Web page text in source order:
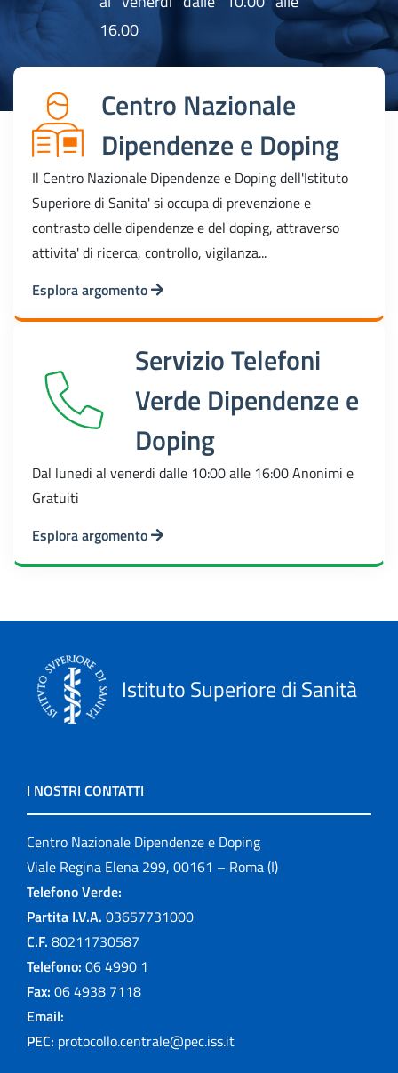
16.00
Centro Nazionale
Dipendenze e Doping
Il Centro Nazionale Dipendenze e Doping dell'Istituto
Superiore di Sanita' si occupa di prevenzione e
contrasto delle dipendenze e del doping, attraverso
attivita' di ricerca, controllo, vigilanza...
Esplora argomento
Servizio Telefoni
Verde Dipendenze e
Doping
Dal lunedi al venerdi dalle 10:00 alle 16:00 Anonimi e
Gratuiti
Esplora argomento
Istituto Superiore di Sanità
I NOSTRI CONTATTI
Centro Nazionale Dipendenze e Doping
Viale Regina Elena 299, 00161 – Roma (I)
Telefono Verde:
Partita I.V.A. 03657731000
C.F. 80211730587
Telefono: 06 4990 1
Fax: 06 4938 7118
Email:
PEC: protocollo.centrale@pec.iss.it